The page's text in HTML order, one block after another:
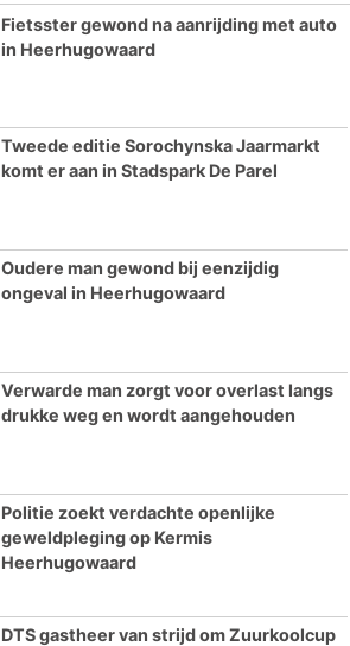
Fietsster gewond na aanrijding met auto
in Heerhugowaard
Tweede editie Sorochynska Jaarmarkt
komt er aan in Stadspark De Parel
Oudere man gewond bij eenzijdig
ongeval in Heerhugowaard
Verwarde man zorgt voor overlast langs
drukke weg en wordt aangehouden
Politie zoekt verdachte openlijke
geweldpleging op Kermis
Heerhugowaard
DTS gastheer van strijd om Zuurkoolcup